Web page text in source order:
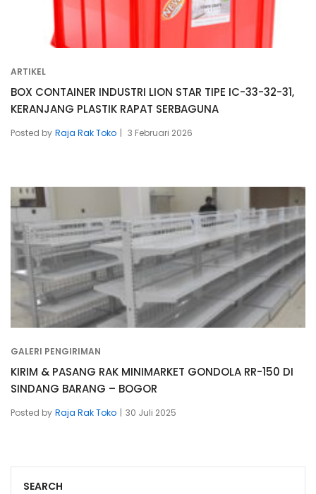
ARTIKEL
BOX CONTAINER INDUSTRI LION STAR TIPE IC-33-32-31,
KERANJANG PLASTIK RAPAT SERBAGUNA
Posted by Raja Rak Toko 3 Februari 2026
GALERI PENGIRIMAN
KIRIM & PASANG RAK MINIMARKET GONDOLA RR-150 DI
SINDANG BARANG – BOGOR
Posted by Raja Rak Toko 30 Juli 2025
SEARCH